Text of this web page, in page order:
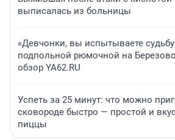
выписалась из больницы
«Девчонки, вы испытываете
подпольной рюмочной на
обзор YA62.RU
Успеть за 25 минут: что можно
сковороде быстро — простой и
пиццы